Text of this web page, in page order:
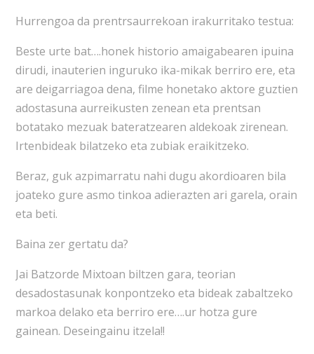
Hurrengoa da prentrsaurrekoan irakurritako testua:
Beste urte bat….honek historio amaigabearen ipuina
dirudi, inauterien inguruko ika-mikak berriro ere, eta
are deigarriagoa dena, filme honetako aktore guztien
adostasuna aurreikusten zenean eta prentsan
botatako mezuak bateratzearen aldekoak zirenean.
Irtenbideak bilatzeko eta zubiak eraikitzeko.
Beraz, guk azpimarratu nahi dugu akordioaren bila
joateko gure asmo tinkoa adierazten ari garela, orain
eta beti.
Baina zer gertatu da?
Jai Batzorde Mixtoan biltzen gara, teorian
desadostasunak konpontzeko eta bideak zabaltzeko
markoa delako eta berriro ere….ur hotza gure
gainean. Deseingainu itzela!!